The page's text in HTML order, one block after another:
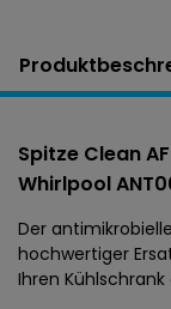
Spitze Clean
Whirlpool
Der
hochwertiger
Ihren